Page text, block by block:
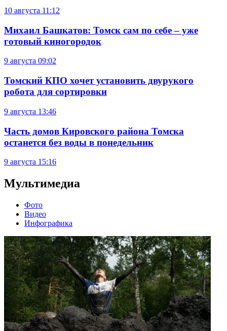
10 августа 11:12
Михаил Башкатов: Томск сам по себе – уже
готовый киногородок
9 августа 09:02
Томский КПО хочет установить двурукого
робота для сортировки
9 августа 13:46
Часть домов Кировского района Томска
останется без воды в понедельник
9 августа 15:16
Мультимедиа
Фото
Видео
Инфографика